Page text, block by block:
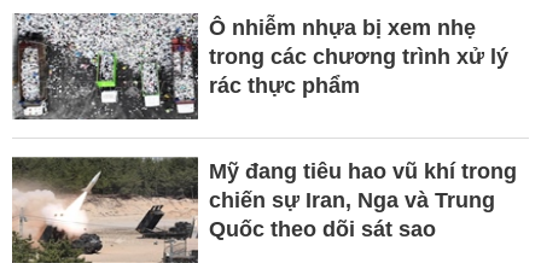
Ô nhiễm nhựa bị xem nhẹ
trong các chương trình xử lý
rác thực phẩm
Mỹ đang tiêu hao vũ khí trong
chiến sự Iran, Nga và Trung
Quốc theo dõi sát sao